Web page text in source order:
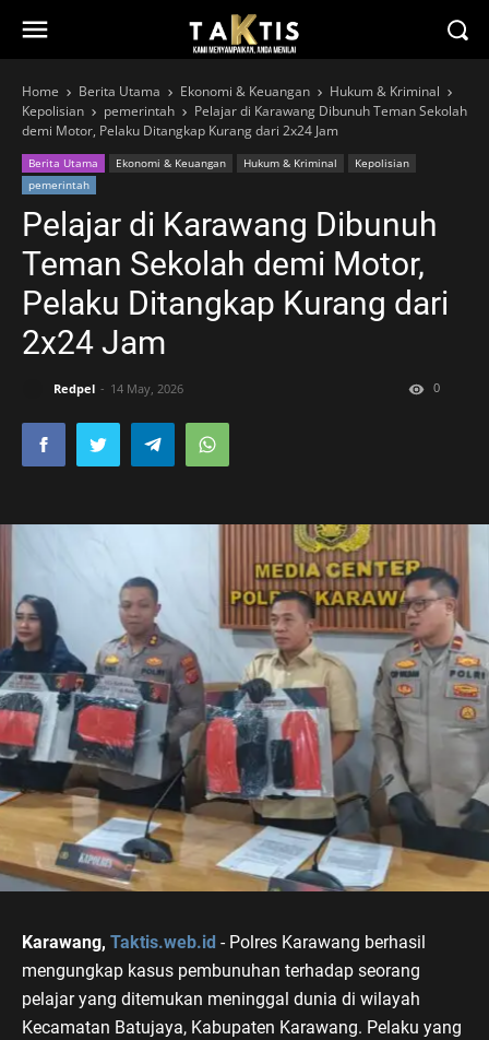
Home Berita Utama Ekonomi & Keuangan
Hukum & Kriminal
Kepolisian
pemerintah
Pelajar di Karawang Dibunuh Teman Sekolah
demi Motor, Pelaku Ditangkap Kurang dari 2x24 Jam
Berita Utama Ekonomi & Keuangan Hukum & Kriminal
Kepolisian
pemerintah
Pelajar di Karawang Dibunuh
Teman Sekolah demi Motor,
Pelaku Ditangkap Kurang dari
2x24 Jam
Redpel 14 May, 2026 0
Karawang, Taktis.web.id - Polres Karawang berhasil
mengungkap kasus pembunuhan terhadap seorang
pelajar yang ditemukan meninggal dunia di wilayah
Kecamatan Batujaya, Kabupaten Karawang. Pelaku yang